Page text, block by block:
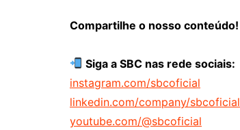
Compartilhe o nosso conteúdo!
Siga a SBC nas rede sociais:
instagram.com/sbcoficial
linkedin.com/company/sbcoficial
youtube.com/@sbcoficial